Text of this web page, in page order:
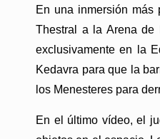
En una inmersión más
Thestral a la Arena de
exclusivamente en la
Kedavra para que la
los Menesteres para
En el último vídeo, el